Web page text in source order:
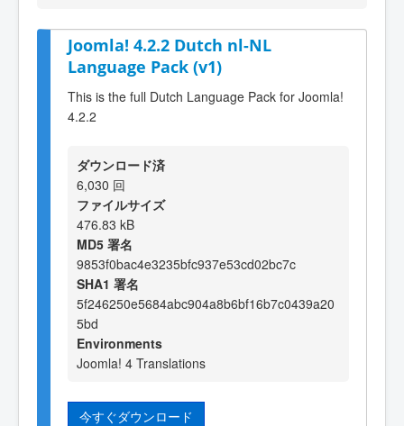
Joomla! 4.2.2 Dutch nl-NL
Language Pack (v1)
This is the full Dutch Language Pack for Joomla!
4.2.2
ダウンロード済
6,030 回
ファイルサイズ
476.83 kB
MD5 署名
9853f0bac4e3235bfc937e53cd02bc7c
SHA1 署名
5f246250e5684abc904a8b6bf16b7c0439a20
5bd
Environments
Joomla! 4 Translations
今すぐダウンロード